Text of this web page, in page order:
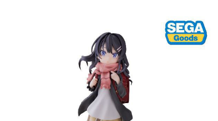
配送毎にNT$100、NT$1,300以上で送料無料
宅配-離島(澎湖/金門/馬祖)-木棉花樂園專用